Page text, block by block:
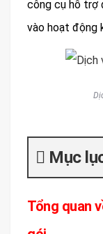
công cụ hỗ trợ
vào hoạt động
Mục
Tổng quan